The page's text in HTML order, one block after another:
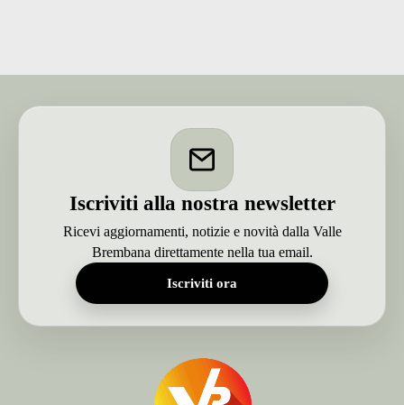
Iscriviti alla nostra newsletter
Ricevi aggiornamenti, notizie e novità dalla Valle
Brembana direttamente nella tua email.
Iscriviti ora